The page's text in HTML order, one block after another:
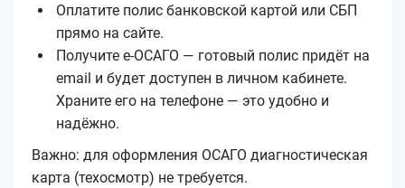
Оплатите полис банковской картой или СБП
прямо на сайте.
Получите е‑ОСАГО — готовый полис придёт на
email и будет доступен в личном кабинете.
Храните его на телефоне — это удобно и
надёжно.
Важно: для оформления ОСАГО диагностическая
карта (техосмотр) не требуется.